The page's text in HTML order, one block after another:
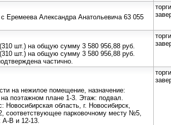
Еремеева Александра Анатольевича 63 055
торги
шт.) на общую сумму 3 580 956,88 руб.
шт.) на общую сумму 3 580 956,88 руб.
частично.
торги
на нежилое помещение, назначение:
поэтажном плане 1-3. Этаж: подвал.
область, г. Новосибирск,
соответствующее парковочному месту №5,
В и 12-13.
торги